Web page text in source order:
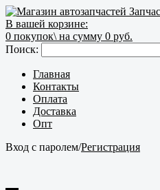
В вашей корзине:
0 покупок\ на сумму 0 руб.
Поиск:
Главная
Контакты
Оплата
Доставка
Опт
Вход с паролем/Регистрация